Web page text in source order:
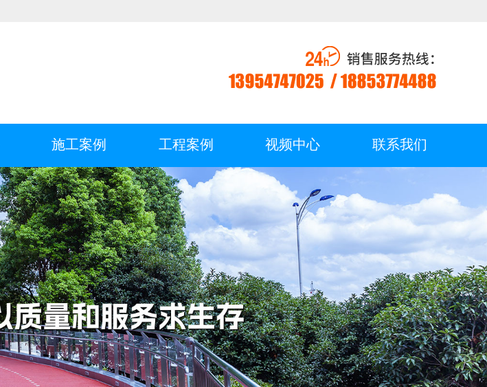
施工案例 工程案例 视频中心 联系我们